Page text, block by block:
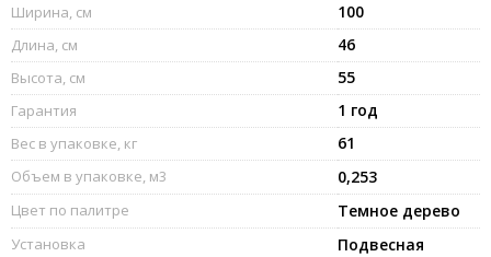
Ширина, см 100
Длина, см 46
Высота, см 55
Гарантия 1 год
Вес в упаковке, кг 61
Объем в упаковке, м3 0,253
Цвет по палитре Темное дерево
Установка Подвесная